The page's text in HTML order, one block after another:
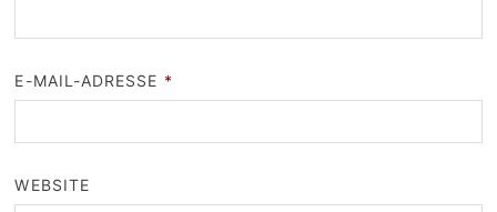
E-MAIL-ADRESSE *
WEBSITE